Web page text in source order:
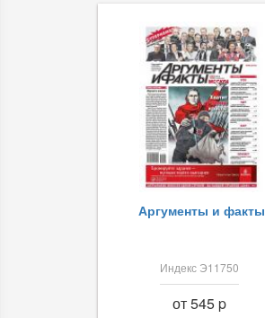
Аргументы и факты
Индекс Э11750
от 545 p